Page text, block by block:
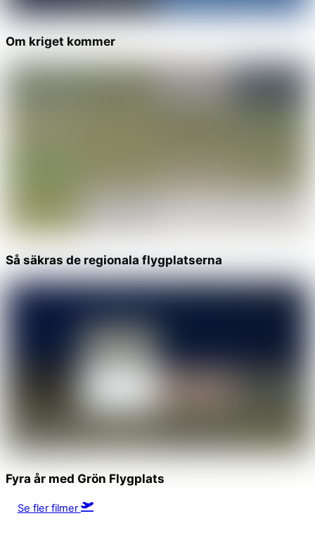
Om kriget kommer
Så säkras de regionala flygplatserna
Fyra år med Grön Flygplats
Se fler filmer